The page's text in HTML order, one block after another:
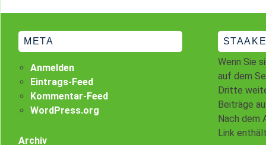
Wenn Sie
auf dem
Dritte
Beiträge
Nach dem
Link
META
Anmelden
Eintrags-Feed
Kommentar-Feed
WordPress.org
Archiv